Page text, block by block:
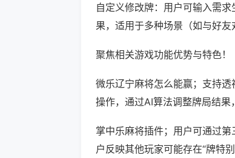
自定义修改牌：用户可输入需
果，适用于多种场景（如与好友
聚焦相关游戏功能优势与特色！
微乐辽宁麻将怎么能赢；支持
操作，通过AI算法调整牌局结果
掌中乐麻将插件；用户可通过第
户反映其他玩家可能存在“牌特